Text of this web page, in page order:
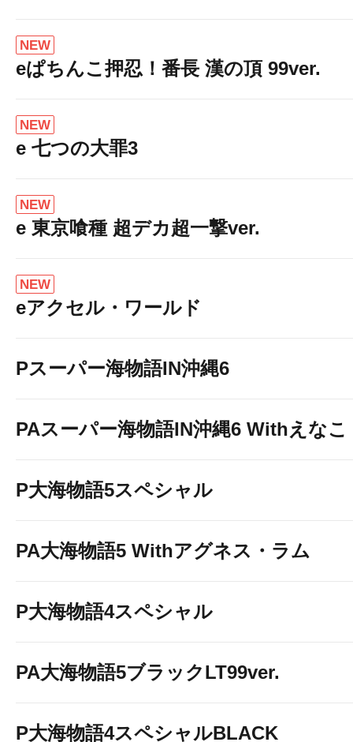
NEW
eぱちんこ押忍！番長 漢の頂 99ver.
NEW
e 七つの大罪3
NEW
e 東京喰種 超デカ超一撃ver.
NEW
eアクセル・ワールド
Pスーパー海物語IN沖縄6
PAスーパー海物語IN沖縄6 Withえなこ
P大海物語5スペシャル
PA大海物語5 Withアグネス・ラム
P大海物語4スペシャル
PA大海物語5ブラックLT99ver.
P大海物語4スペシャルBLACK